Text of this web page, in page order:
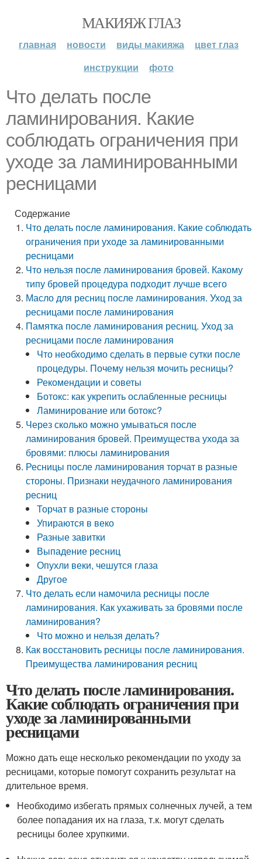
МАКИЯЖ ГЛАЗ
главная новости виды макияжа
цвет глаз
инструкции
фото
Что делать после
ламинирования. Какие
соблюдать ограничения при
уходе за ламинированными
ресницами
Содержание
Что делать после ламинирования. Какие соблюдать
ограничения при уходе за ламинированными
ресницами
Что нельзя после ламинирования бровей. Какому
типу бровей процедура подходит лучше всего
Масло для ресниц после ламинирования. Уход за
ресницами после ламинирования
Памятка после ламинирования ресниц. Уход за
ресницами после ламинирования
Что необходимо сделать в первые сутки после
процедуры. Почему нельзя мочить ресницы?
Рекомендации и советы
Ботокс: как укрепить ослабленные ресницы
Ламинирование или ботокс?
Через сколько можно умываться после
ламинирования бровей. Преимущества ухода за
бровями: плюсы ламинирования
Ресницы после ламинирования торчат в разные
стороны. Признаки неудачного ламинирования
ресниц
Торчат в разные стороны
Упираются в веко
Разные завитки
Выпадение ресниц
Опухли веки, чешутся глаза
Другое
Что делать если намочила ресницы после
ламинирования. Как ухаживать за бровями после
ламинирования?
Что можно и нельзя делать?
Как восстановить ресницы после ламинирования.
Преимущества ламинирования ресниц
Что делать после ламинирования.
Какие соблюдать ограничения при
уходе за ламинированными
ресницами
Можно дать еще несколько рекомендации по уходу за
ресницами, которые помогут сохранить результат на
длительное время.
Необходимо избегать прямых солнечных лучей, а тем
более попадания их на глаза, т.к. могут сделать
ресницы более хрупкими.